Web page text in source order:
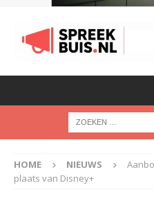
HOME NIEUWS
plaats van Disney+